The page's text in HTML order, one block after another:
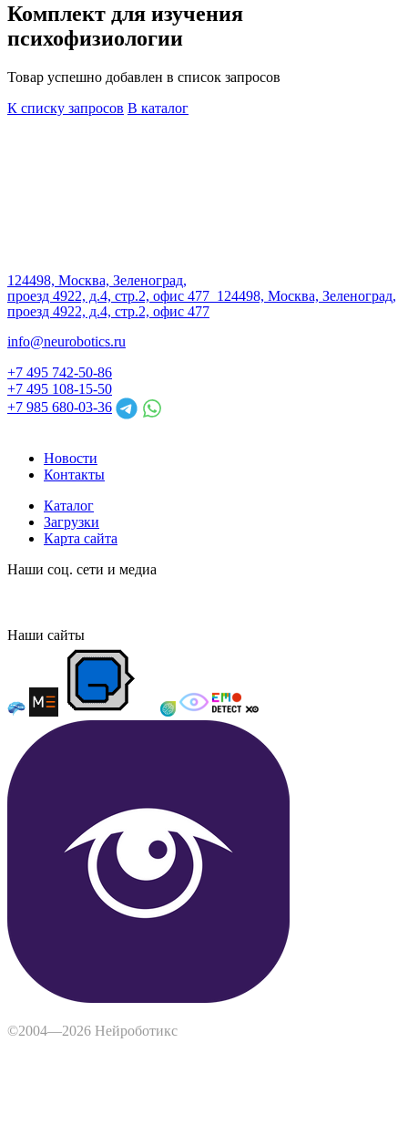
Комплект для изучения
психофизиологии
Товар успешно добавлен в список запросов
К списку запросов В каталог
124498, Москва, Зеленоград,
проезд 4922, д.4, стр.2, офис 477 124498, Москва, Зеленоград,
проезд 4922, д.4, стр.2, офис 477
info@neurobotics.ru
+7 495 742-50-86
+7 495 108-15-50
+7 985 680-03-36
Новости
Контакты
Каталог
Загрузки
Карта сайта
Наши соц. сети и медиа
Наши сайты
©2004—2026 Нейроботикс